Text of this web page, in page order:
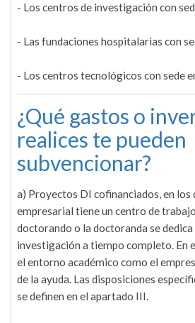
- Los centros de investigación con
- Las fundaciones hospitalarias con
- Los centros tecnológicos con sede
¿Qué gastos o
realices te pueden
subvencionar?
a) Proyectos DI cofinanciados, en los
empresarial tiene un centro de
doctorando o la doctoranda se
investigación a tiempo completo. En
el entorno académico como el
de la ayuda. Las disposiciones
se definen en el apartado III.